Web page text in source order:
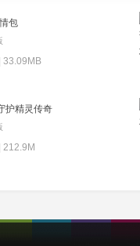
包
33.09MB
护精灵传奇
212.9M